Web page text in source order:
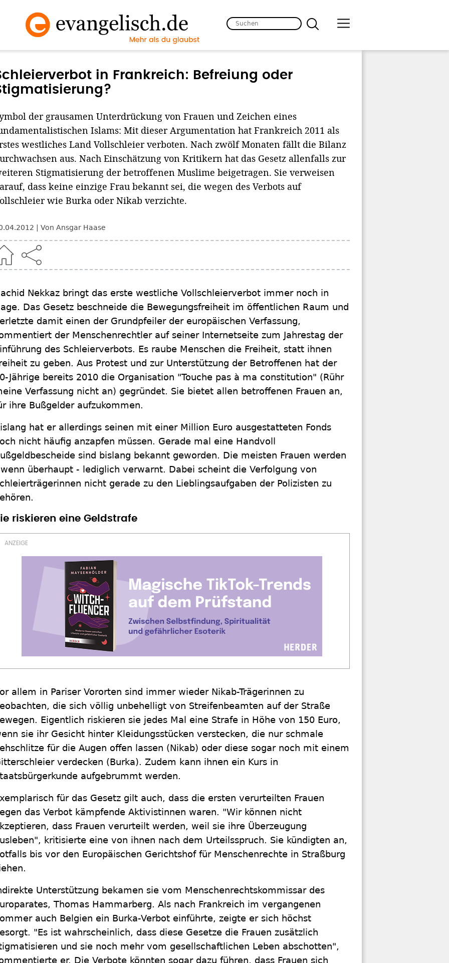
in Frankreich: Befreiung oder
der grausamen Unterdrückung von Frauen und Zeichen eines
Islams: Mit dieser Argumentation hat Frankreich 2011 als
westliches Land Vollschleier verboten. Nach zwölf Monaten fällt die Bilanz
aus. Nach Einschätzung von Kritikern hat das Gesetz allenfalls zur
Stigmatisierung der betroffenen Muslime beigetragen. Sie verweisen
dass keine einzige Frau bekannt sei, die wegen des Verbots auf
wie Burka oder Nikab verzichte.
Von Ansgar Haase
Nekkaz bringt das erste westliche Vollschleierverbot immer noch in
Das Gesetz beschneide die Bewegungsfreiheit im öffentlichen Raum und
damit einen der Grundpfeiler der europäischen Verfassung,
der Menschenrechtler auf seiner Internetseite zum Jahrestag der
des Schleierverbots. Es raube Menschen die Freiheit, statt ihnen
zu geben. Aus Protest und zur Unterstützung der Betroffenen hat der
Jährige bereits 2010 die Organisation "Touche pas à ma constitution" (Rühr
Verfassung nicht an) gegründet. Sie bietet allen betroffenen Frauen an,
ihre Bußgelder aufzukommen.
hat er allerdings seinen mit einer Million Euro ausgestatteten Fonds
nicht häufig anzapfen müssen. Gerade mal eine Handvoll
sind bislang bekannt geworden. Die meisten Frauen werden
überhaupt - lediglich verwarnt. Dabei scheint die Verfolgung von
nicht gerade zu den Lieblingsaufgaben der Polizisten zu
riskieren eine Geldstrafe
allem in Pariser Vororten sind immer wieder Nikab-Trägerinnen zu
die sich völlig unbehelligt von Streifenbeamten auf der Straße
Eigentlich riskieren sie jedes Mal eine Strafe in Höhe von 150 Euro,
sie ihr Gesicht hinter Kleidungsstücken verstecken, die nur schmale
für die Augen offen lassen (Nikab) oder diese sogar noch mit einem
verdecken (Burka). Zudem kann ihnen ein Kurs in
aufgebrummt werden.
für das Gesetz gilt auch, dass die ersten verurteilten Frauen
das Verbot kämpfende Aktivistinnen waren. "Wir können nicht
dass Frauen verurteilt werden, weil sie ihre Überzeugung
kritisierte eine von ihnen nach dem Urteilsspruch. Sie kündigten an,
bis vor den Europäischen Gerichtshof für Menschenrechte in Straßburg
Unterstützung bekamen sie vom Menschenrechtskommissar des
Thomas Hammarberg. Als nach Frankreich im vergangenen
auch Belgien ein Burka-Verbot einführte, zeigte er sich höchst
"Es ist wahrscheinlich, dass diese Gesetze die Frauen zusätzlich
und sie noch mehr vom gesellschaftlichen Leben abschotten",
er. Die Verbote könnten sogar dazu führen, dass Frauen sich